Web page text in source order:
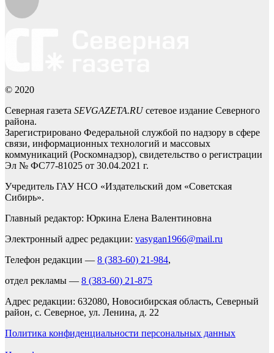
© 2020
Северная газета SEVGAZETA.RUсетевое издание Северного
района.
Зарегистрировано Федеральной службой по надзору в сфере
связи, информационных технологий и массовых
коммуникаций (Роскомнадзор), свидетельство о регистрации
Эл № ФС77-81025 от 30.04.2021 г.
Учредитель ГАУ НСО «Издательский дом «Советская
Сибирь».
Главный редактор: Юркина Елена Валентиновна
Электронный адрес редакции: vasygan1966@mail.ru
Телефон редакции — 8 (383-60) 21-984,
отдел рекламы — 8 (383-60) 21-875
Адрес редакции: 632080, Новосибирская область, Северный
район, с. Северное, ул. Ленина, д. 22
Политика конфиденциальности персональных данных